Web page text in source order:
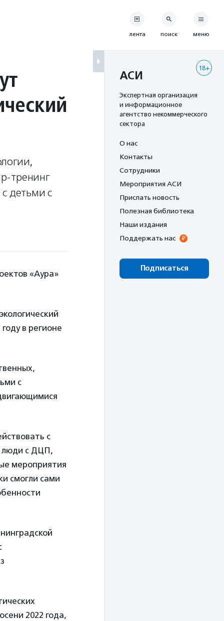
тренинг
детьми с
«Аура»
в регионе
с
с
люди с ДЦП,
мероприятия
смогли сами
2022 года,
лента поиск меню
18+
АСИ
Экспертная организация
и информационное
агентство некоммерческого
сектора
О нас
Контакты
Сотрудники
Мероприятия АСИ
Прислать новость
Полезная библиотека
Наши издания
Поддержать нас
Подписаться